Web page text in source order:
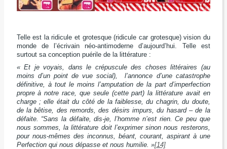
Telle est la ridicule et grotesque (ridicule car grotesque) vision du
monde de l’écrivain néo-antimoderne d’aujourd’hui. Telle est
surtout sa conception puérile de la littérature :
« Et je voyais, dans le crépuscule des choses littéraires (au
moins d’un point de vue social), l’annonce d’une catastrophe
définitive, à tout le moins l’amputation de la part d’imperfection
propre à notre race, que seule (cette part) la littérature avait en
charge ; elle était du côté de la faiblesse, du chagrin, du doute,
de la bêtise, des remords, des désirs impurs, du hasard – de la
défaite. “Sans la défaite, dis-je, l’homme n’est rien. Ce peu que
nous sommes, la littérature doit l’exprimer sinon nous resterons,
pour nous-mêmes des inconnus, béant, courant, aspirant à une
Perfection qui nous dépasse et nous humilie. »[14]